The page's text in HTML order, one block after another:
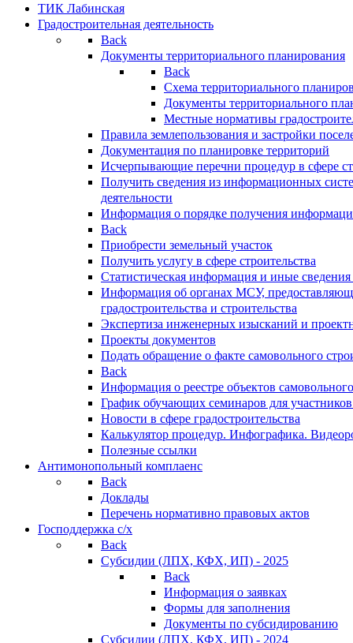
ТИК Лабинская
Градостроительная деятельность
Back
Документы территориального планирования
Back
Схема территориального
Документы территориального
Местные нормативы
Правила землепользования и застройки
Документация по планировке территорий
Исчерпывающие перечни процедур в сфере
Получить сведения из информационных
деятельности
Информация о порядке получения
Back
Приобрести земельный участок
Получить услугу в сфере строительства
Статистическая информация и иные сведения
Информация об органах МСУ,
градостроительства и строительства
Экспертиза инженерных изысканий и
Проекты документов
Подать обращение о факте самовольного
Back
Информация о реестре объектов
График обучающих семинаров для участников
Новости в сфере градостроительства
Калькулятор процедур. Инфографика.
Полезные ссылки
Антимонопольный комплаенс
Back
Доклады
Перечень нормативно правовых актов
Господдержка с/х
Back
Субсидии (ЛПХ, КФХ, ИП) - 2025
Back
Информация о заявках
Формы для заполнения
Документы по субсидированию
Субсидии (ЛПХ, КФХ, ИП) - 2024